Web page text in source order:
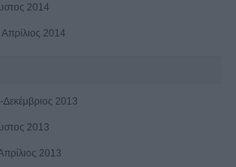
2014
2014
Δεκέμβριος 2013
2013
2013